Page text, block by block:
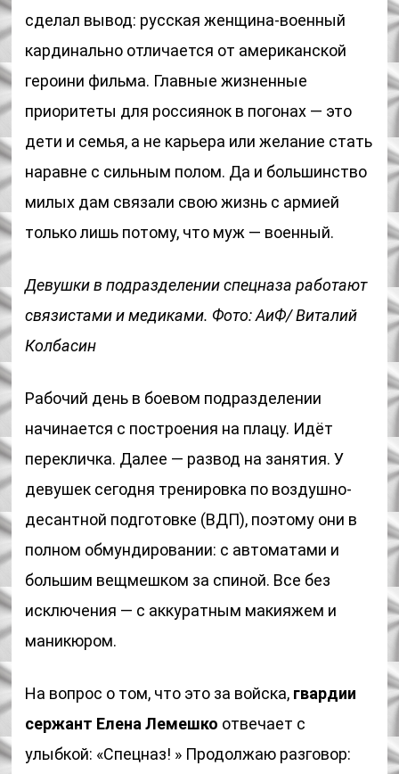
сделал вывод: русская женщина-военный
кардинально отличается от американской
героини фильма. Главные жизненные
приоритеты для россиянок в погонах — это
дети и семья, а не карьера или желание стать
наравне с сильным полом. Да и большинство
милых дам связали свою жизнь с армией
только лишь потому, что муж — военный.
Девушки в подразделении спецназа работают
связистами и медиками. Фото: АиФ/ Виталий
Колбасин
Рабочий день в боевом подразделении
начинается с построения на плацу. Идёт
перекличка. Далее — развод на занятия. У
девушек сегодня тренировка по воздушно-
десантной подготовке (ВДП), поэтому они в
полном обмундировании: с автоматами и
большим вещмешком за спиной. Все без
исключения — с аккуратным макияжем и
маникюром.
На вопрос о том, что это за войска, гвардии
сержант Елена Лемешко отвечает с
улыбкой: «Спецназ! » Продолжаю разговор: